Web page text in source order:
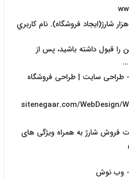
شارژ(ایجاد فروشگاه). نام كاربري
را قبول داشته باشید، پس از
سایت | طراحی فروشگاه
sitenegaar.com/WebDesign/
فروش شارژ به همراه ویژگی های
- وب نوش